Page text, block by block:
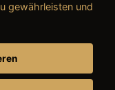
gewährleisten und